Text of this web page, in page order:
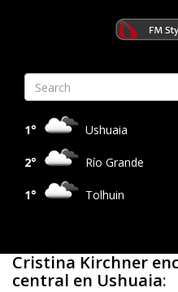
1° Ushuaia
2° Río Grande
1° Tolhuin
Cristina Kirchner
central en Ushuaia: